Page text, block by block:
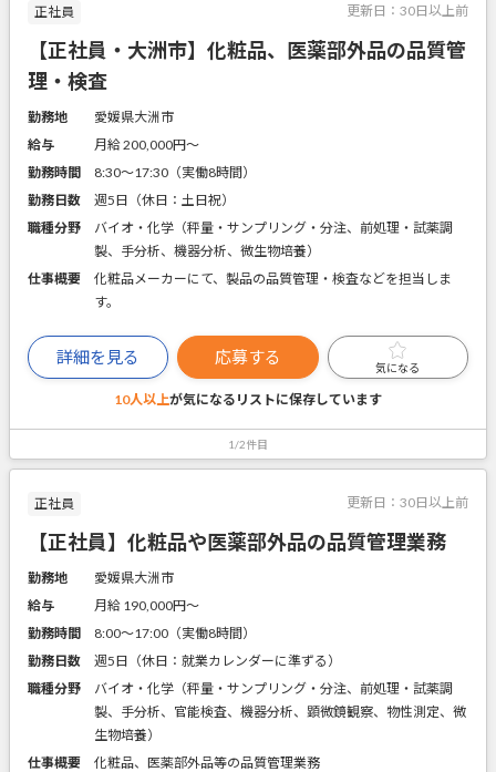
正社員 更新日： 30日以上前
【正社員・大洲市】化粧品、医薬部外品の品質管
理・検査
勤務地
愛媛県大洲市
給与
月給 200,000円〜
勤務時間
8:30～17:30（実働8時間）
勤務日数
週5日（休日：土日祝）
職種分野
バイオ・化学（秤量・サンプリング・分注、前処理・試薬調
製、手分析、機器分析、微生物培養）
仕事概要
化粧品メーカーにて、製品の品質管理・検査などを担当しま
す。
詳細を見る 応募する
気になる
10人以上が気になるリストに保存しています
1/2件目
正社員 更新日： 30日以上前
【正社員】化粧品や医薬部外品の品質管理業務
勤務地
愛媛県大洲市
給与
月給 190,000円〜
勤務時間
8:00～17:00（実働8時間）
勤務日数
週5日（休日：就業カレンダーに準ずる）
職種分野
バイオ・化学（秤量・サンプリング・分注、前処理・試薬調
製、手分析、官能検査、機器分析、顕微鏡観察、物性測定、微
生物培養）
仕事概要
化粧品、医薬部外品等の品質管理業務